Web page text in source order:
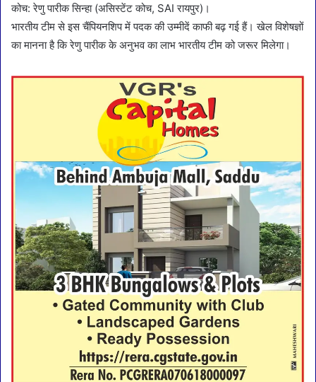
कोच: रेणु पारीक सिन्हा (असिस्टेंट कोच, SAI रायपुर)।
भारतीय टीम से इस चैंपियनशिप में पदक की उम्मीदें काफी बढ़ गई हैं। खेल विशेषज्ञों
का मानना है कि रेणु पारीक के अनुभव का लाभ भारतीय टीम को जरूर मिलेगा।